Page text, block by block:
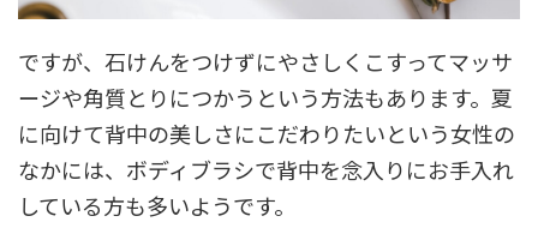
ですが、石けんをつけずにやさしくこすってマッサ
ージや角質とりにつかうという方法もあります。夏
に向けて背中の美しさにこだわりたいという女性の
なかには、ボディブラシで背中を念入りにお手入れ
している方も多いようです。